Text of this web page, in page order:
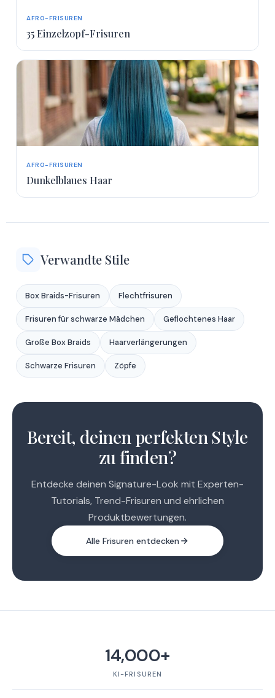
AFRO-FRISUREN
35 Einzelzopf-Frisuren
AFRO-FRISUREN
Dunkelblaues Haar
Verwandte Stile
Box Braids-Frisuren Flechtfrisuren
Frisuren für schwarze Mädchen Geflochtenes Haar
Große Box Braids Haarverlängerungen
Schwarze Frisuren Zöpfe
Bereit, deinen perfekten Style
zu finden?
Entdecke deinen Signature-Look mit Experten-
Tutorials, Trend-Frisuren und ehrlichen
Produktbewertungen.
Alle Frisuren entdecken
14,000+
KI-FRISUREN